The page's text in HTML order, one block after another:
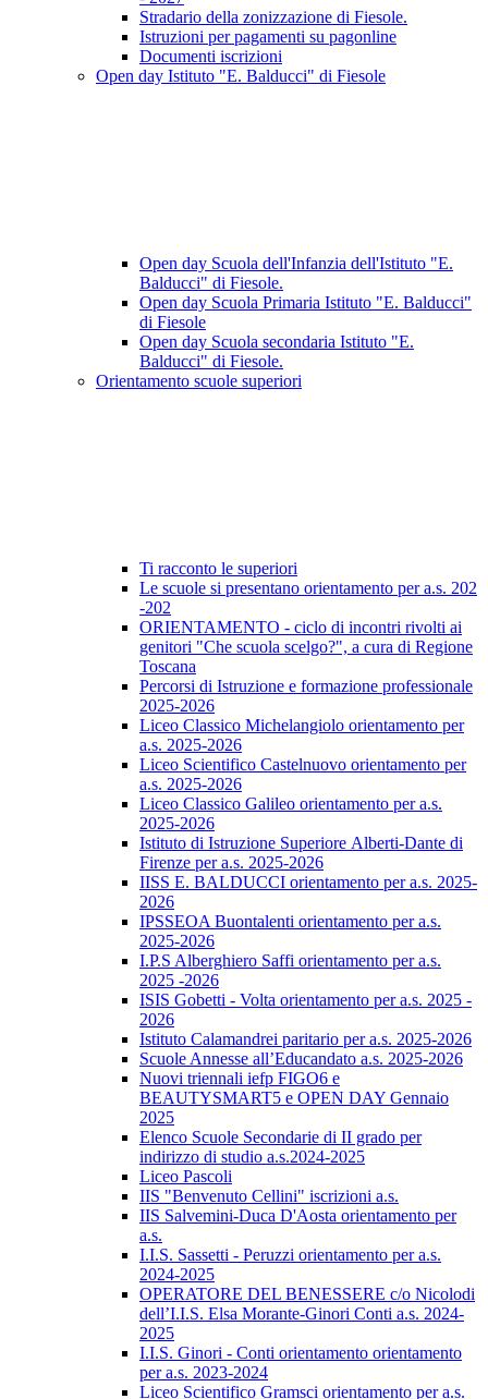
Stradario della zonizzazione di Fiesole.
Istruzioni per pagamenti su pagonline
Documenti iscrizioni
Open day Istituto "E. Balducci" di Fiesole
Open day Scuola dell'Infanzia dell'Istituto "E.
Balducci" di Fiesole.
Open day Scuola Primaria Istituto "E. Balducci"
di Fiesole
Open day Scuola secondaria Istituto "E.
Balducci" di Fiesole.
Orientamento scuole superiori
Ti racconto le superiori
Le scuole si presentano orientamento per a.s. 202
-202
ORIENTAMENTO - ciclo di incontri rivolti ai
genitori "Che scuola scelgo?", a cura di Regione
Toscana
Percorsi di Istruzione e formazione professionale
2025-2026
Liceo Classico Michelangiolo orientamento per
a.s. 2025-2026
Liceo Scientifico Castelnuovo orientamento per
a.s. 2025-2026
Liceo Classico Galileo orientamento per a.s.
2025-2026
Istituto di Istruzione Superiore Alberti-Dante di
Firenze per a.s. 2025-2026
IISS E. BALDUCCI orientamento per a.s. 2025-
2026
IPSSEOA Buontalenti orientamento per a.s.
2025-2026
I.P.S Alberghiero Saffi orientamento per a.s.
2025 -2026
ISIS Gobetti - Volta orientamento per a.s. 2025 -
2026
Istituto Calamandrei paritario per a.s. 2025-2026
Scuole Annesse all’Educandato a.s. 2025-2026
Nuovi triennali iefp FIGO6 e
BEAUTYSMART5 e OPEN DAY Gennaio
2025
Elenco Scuole Secondarie di II grado per
indirizzo di studio a.s.2024-2025
Liceo Pascoli
IIS "Benvenuto Cellini" iscrizioni a.s.
IIS Salvemini-Duca D'Aosta orientamento per
a.s.
I.I.S. Sassetti - Peruzzi orientamento per a.s.
2024-2025
OPERATORE DEL BENESSERE c/o Nicolodi
dell’I.I.S. Elsa Morante-Ginori Conti a.s. 2024-
2025
I.I.S. Ginori - Conti orientamento orientamento
per a.s. 2023-2024
Liceo Scientifico Gramsci orientamento per a.s.